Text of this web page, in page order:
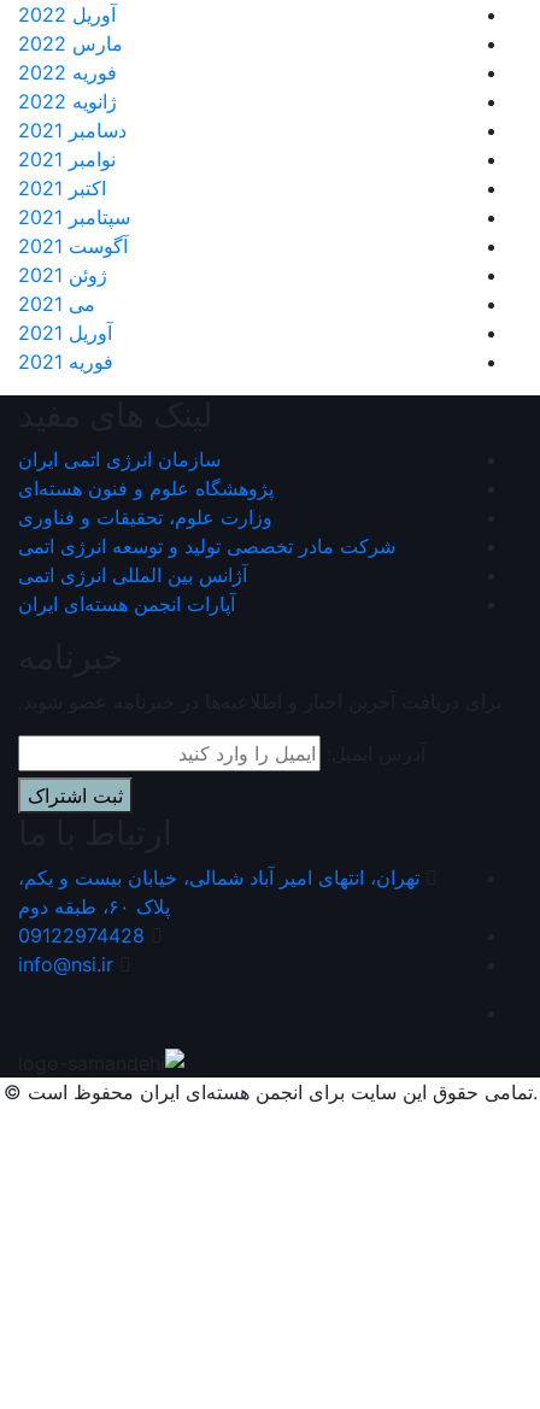
آوریل 2022
مارس 2022
فوریه 2022
ژانویه 2022
دسامبر 2021
نوامبر 2021
اکتبر 2021
سپتامبر 2021
آگوست 2021
ژوئن 2021
آوریل 2021
فوریه 2021
سازمان انرژی اتمی ایران
پژوهشگاه علوم و فنون هسته‌ای
وزارت علوم، تحقیقات و فناوری
شرکت مادر تخصصی تولید و توسعه انرژی اتمی
آژانس بین المللی انرژی اتمی
آپارات انجمن هسته‌ای ايران
ثبت اشتراک
تهران، انتهای امیر آباد شمالی، خیابان بیست و یکم،
پلاک ۶۰، طبقه دوم
09122974428
info@nsi.ir